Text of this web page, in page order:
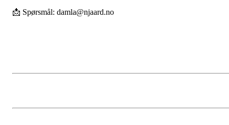
📩 Spørsmål: damla@njaard.no